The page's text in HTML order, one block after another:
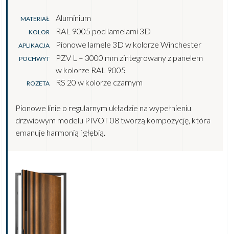
MATERIAŁ Aluminium
KOLOR RAL 9005 pod lamelami 3D
APLIKACJA Pionowe lamele 3D w kolorze Winchester
POCHWYT
PZV L – 3000 mm zintegrowany z panelem
w kolorze RAL 9005
ROZETA RS 20 w kolorze czarnym
Pionowe linie o regularnym układzie na wypełnieniu
drzwiowym modelu PIVOT 08 tworzą kompozycję, która
emanuje harmonią i głębią.